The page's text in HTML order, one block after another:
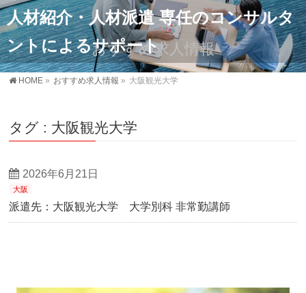
人材紹介・人材派遣 専任のコンサルタ
ントによるサポート
おすすめ求人情報
HOME » おすすめ求人情報 » 大阪観光大学
タグ : 大阪観光大学
2026年6月21日
大阪
派遣先：大阪観光大学 大学別科 非常勤講師